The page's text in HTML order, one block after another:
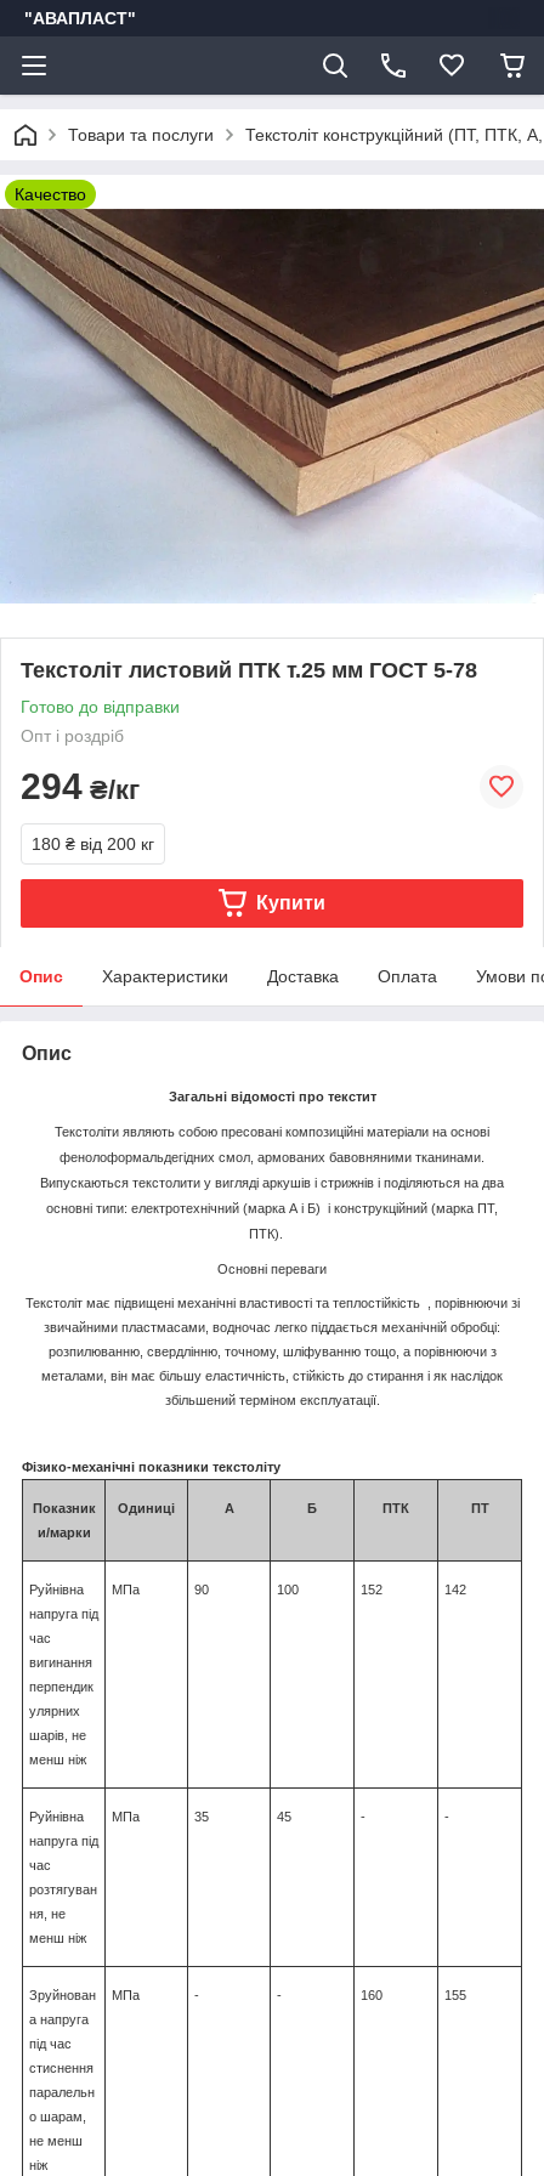
"АВАПЛАСТ"
Товари та послуги Текстоліт конструкційний (ПТ, ПТК,
Качество
Текстоліт листовий ПТК т.25 мм ГОСТ 5-78
Готово до відправки
Опт і роздріб
294 ₴/кг
180 ₴ від 200 кг
Купити
Опис Характеристики Доставка Оплата Умови
Опис
Загальні відомості про текстит
Текстоліти являють собою пресовані композиційні матеріали на основі
фенолоформальдегідних смол, армованих бавовняними тканинами.
Випускаються текстолити у вигляді аркушів і стрижнів і поділяються на два
основні типи: електротехнічний (марка А і Б) і конструкційний (марка ПТ,
ПТК).
Основні переваги
Текстоліт має підвищені механічні властивості та теплостійкість , порівнюючи зі
звичайними пластмасами, водночас легко піддається механічній обробці:
розпилюванню, свердлінню, точному, шліфуванню тощо, а порівнюючи з
металами, він має більшу еластичність, стійкість до стирання і як наслідок
збільшений терміном експлуатації.
Фізико-механічні показники текстоліту
Показник
и/марки
Одиниці А Б ПТК ПТ
Руйнівна
напруга під
час
вигинання
перпендик
улярних
шарів, не
менш ніж
МПа 90 100 152 142
Руйнівна
напруга під
час
розтягуван
ня, не
менш ніж
МПа 35 45 - -
Зруйнован
а напруга
під час
стиснення
паралельн
о шарам,
не менш
ніж
МПа - - 160 155